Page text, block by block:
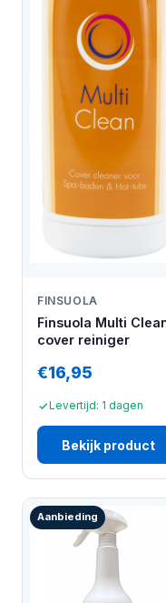
FINSUOLA
Finsuola Multi
cover reiniger
€16,95
Levertijd: 1 dagen
Bekijk product
Aanbieding